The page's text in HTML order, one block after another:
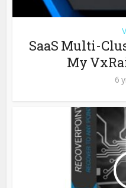
SaaS Multi-
My
6